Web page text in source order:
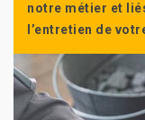
notre métier et
l’entretien de